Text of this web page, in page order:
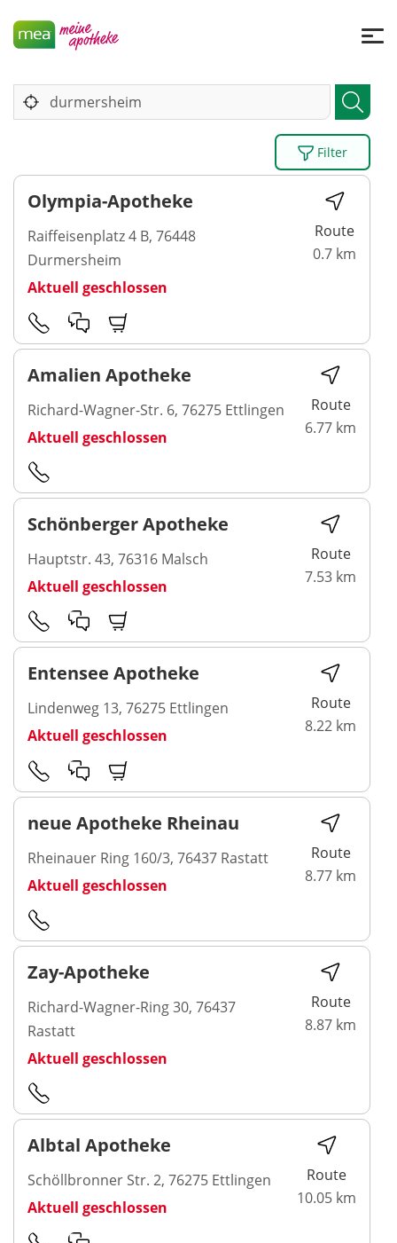
Filter
Olympia-Apotheke
Raiffeisenplatz 4 B, 76448
Durmersheim
Aktuell geschlossen
Route
0.7 km
Amalien Apotheke
Richard-Wagner-Str. 6, 76275 Ettlingen
Aktuell geschlossen
Route
6.77 km
Schönberger Apotheke
Hauptstr. 43, 76316 Malsch
Aktuell geschlossen
Route
7.53 km
Entensee Apotheke
Lindenweg 13, 76275 Ettlingen
Aktuell geschlossen
Route
8.22 km
neue Apotheke Rheinau
Rheinauer Ring 160/3, 76437 Rastatt
Aktuell geschlossen
Route
8.77 km
Zay-Apotheke
Richard-Wagner-Ring 30, 76437
Rastatt
Aktuell geschlossen
Route
8.87 km
Albtal Apotheke
Schöllbronner Str. 2, 76275 Ettlingen
Aktuell geschlossen
Route
10.05 km